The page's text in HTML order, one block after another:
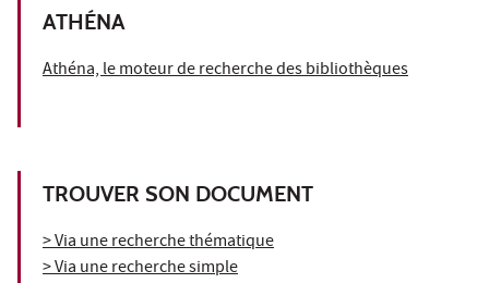
ATHÉNA
Athéna, le moteur de recherche des bibliothèques
TROUVER SON DOCUMENT
> Via une recherche thématique
> Via une recherche simple